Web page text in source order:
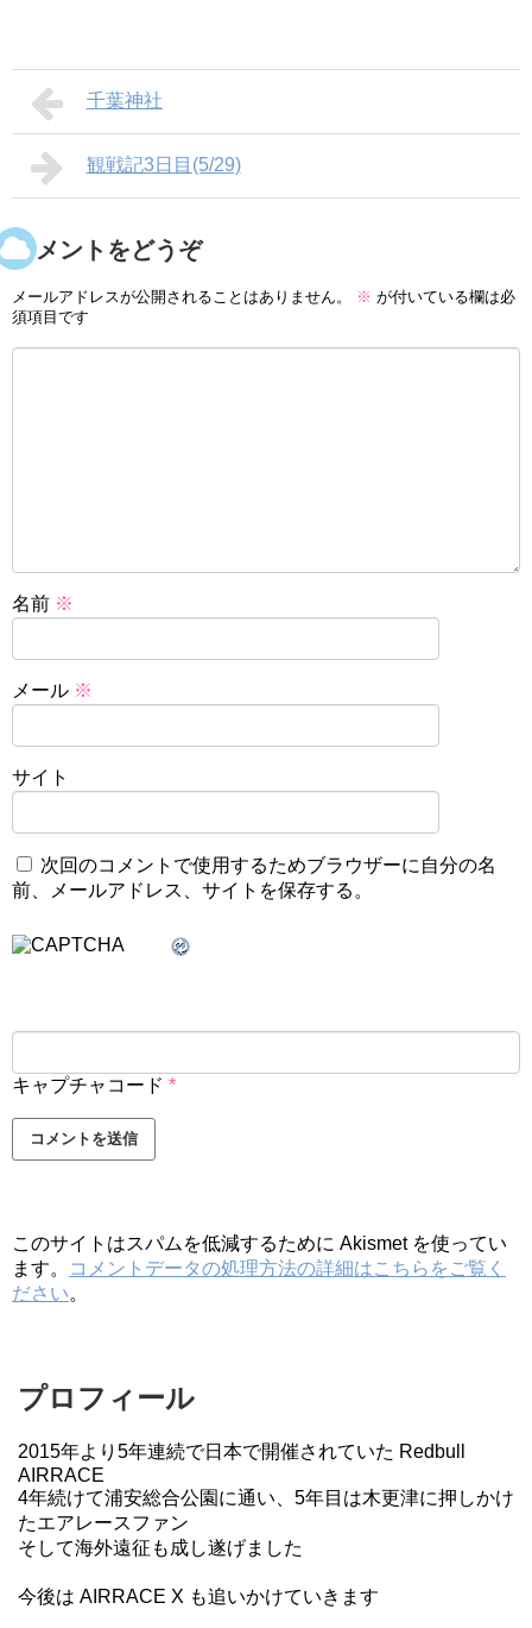
千葉神社
観戦記3日目(5/29)
コメントをどうぞ
メールアドレスが公開されることはありません。 ※ が付いている欄は必
須項目です
名前 ※
メール ※
サイト
次回のコメントで使用するためブラウザーに自分の名
前、メールアドレス、サイトを保存する。
キャプチャコード *
このサイトはスパムを低減するために Akismet を使ってい
ます。
コメントデータの処理方法の詳細はこちらをご覧く
ださい。
プロフィール
2015年より5年連続で日本で開催されていた Redbull
AIRRACE
4年続けて浦安総合公園に通い、5年目は木更津に押しかけ
たエアレースファン
そして海外遠征も成し遂げました
今後は AIRRACE X も追いかけていきます